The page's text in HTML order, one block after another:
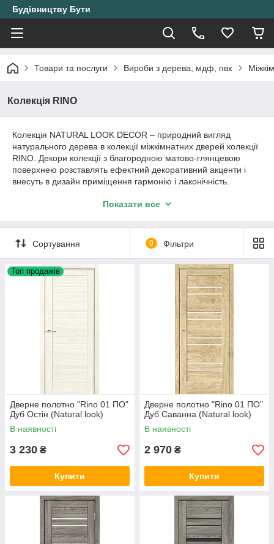
Будівництву Бути
Товари та послуги Вироби з дерева, мдф, пвх
Колекція RINO
Колекція NATURAL LOOK DECOR – природний вигляд
натурального дерева в колекції міжкімнатних дверей колекції
RINO. Декори колекції з благородною матово-глянцевою
поверхнею розставлять ефектний декоративний акценти і
внесуть в дизайн приміщення гармонію і лаконічність.
- натуральні матеріали
- сучасні декори з візуальним ефектом 3D
Показати все
Сортування 0 Фільтри
Топ продажів
Дверне полотно "Rino 01 ПО"
Дуб Остін (Natural look)
В наявності
3 230 ₴
Купити
Дверне полотно "Rino 01 ПО"
Дуб Саванна (Natural look)
В наявності
2 970 ₴
Купити